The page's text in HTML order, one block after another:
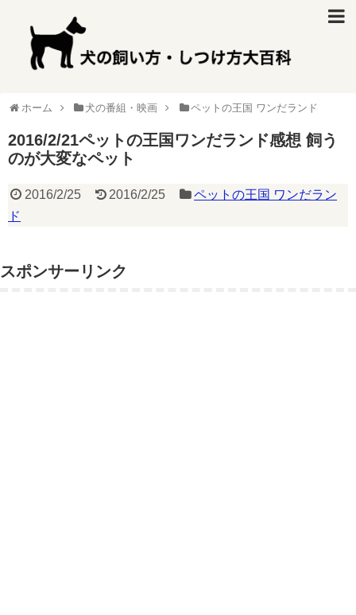
ホーム 犬の番組・映画 ペットの王国 ワンだランド
2016/2/21ペットの王国ワンだランド感想 飼う
のが大変なペット
2016/2/25 2016/2/25
ペットの王国 ワンだラン
ド
スポンサーリンク